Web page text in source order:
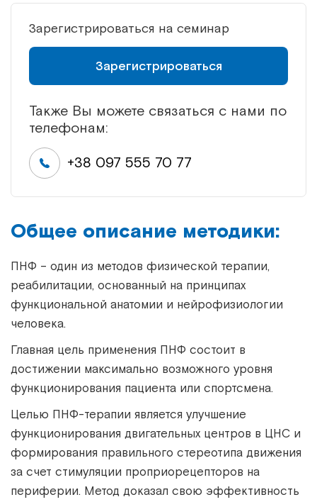
Зарегистрироваться на семинар
Зарегистрироваться
Также Вы можете связаться с нами по
телефонам:
+38 097 555 70 77
Общее описание методики:
ПНФ – один из методов физической терапии,
реабилитации, основанный на принципах
функциональной анатомии и нейрофизиологии
человека.
Главная цель применения ПНФ состоит в
достижении максимально возможного уровня
функционирования пациента или спортсмена.
Целью ПНФ-терапии является улучшение
функционирования двигательных центров в ЦНС и
формирования правильного стереотипа движения
за счет стимуляции проприорецепторов на
периферии. Метод доказал свою эффективность